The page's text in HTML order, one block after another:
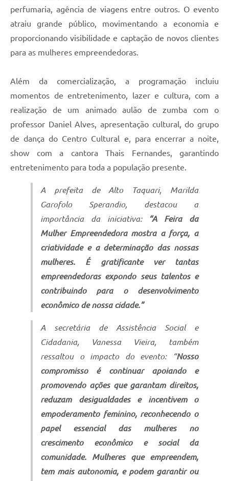
perfumaria, agência de viagens entre outros. O evento
atraiu grande público, movimentando a economia e
proporcionando visibilidade e captação de novos clientes
para as mulheres empreendedoras.
Além da comercialização, a programação incluiu
momentos de entretenimento, lazer e cultura, com a
realização de um animado aulão de zumba com o
professor Daniel Alves, apresentação cultural, do grupo
de dança do Centro Cultural e, para encerrar a noite,
show com a cantora Thais Fernandes, garantindo
entretenimento para toda a população presente.
A prefeita de Alto Taquari, Marilda
Garofolo Sperandio, destacou a
importância da iniciativa:
“A Feira da
Mulher Empreendedora mostra a força, a
criatividade e a determinação das nossas
mulheres. É gratificante ver tantas
empreendedoras expondo seus talentos e
contribuindo para o desenvolvimento
econômico de nossa cidade.”
A secretária de Assistência Social e
Cidadania, Vanessa Vieira, também
ressaltou o impacto do evento: “Nosso
compromisso é continuar apoiando e
promovendo ações que garantam direitos,
reduzam desigualdades e incentivem o
empoderamento feminino, reconhecendo o
papel essencial das mulheres no
crescimento econômico e social da
comunidade. Mulheres que empreendem,
tem mais autonomia, e podem garantir ou